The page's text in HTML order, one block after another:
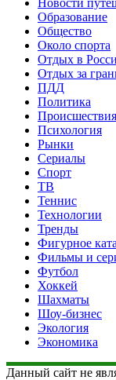
Образование
Общество
Около спорта
Отдых в
Отдых за
ПДД
Политика
Происшествия
Психология
Рынки
Сериалы
Спорт
ТВ
Теннис
Технологии
Тренды
Фигурное
Фильмы и
Футбол
Хоккей
Шахматы
Шоу-бизнес
Экология
Экономика
Данный сайт не